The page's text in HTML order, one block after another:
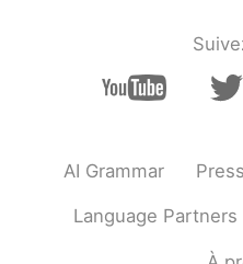
AI Grammar
Language Partners